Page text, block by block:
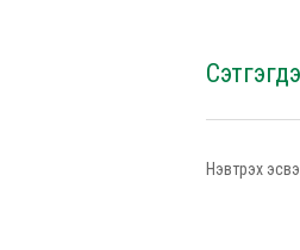
Нэвтрэх